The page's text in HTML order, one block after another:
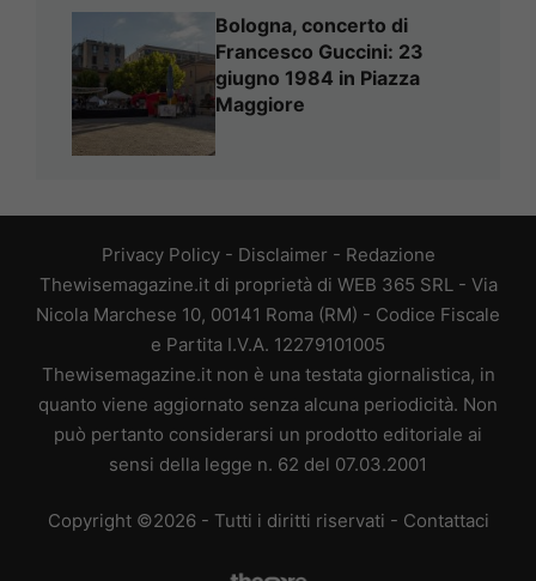
Bologna, concerto di
Francesco Guccini: 23
giugno 1984 in Piazza
Maggiore
Privacy Policy- Disclaimer - Redazione
Thewisemagazine.it di proprietà di WEB 365 SRL - Via
Nicola Marchese 10, 00141 Roma (RM) - Codice Fiscale
e Partita I.V.A. 12279101005
Thewisemagazine.it non è una testata giornalistica, in
quanto viene aggiornato senza alcuna periodicità. Non
può pertanto considerarsi un prodotto editoriale ai
sensi della legge n. 62 del 07.03.2001
Copyright ©2026 - Tutti i diritti riservati - Contattaci